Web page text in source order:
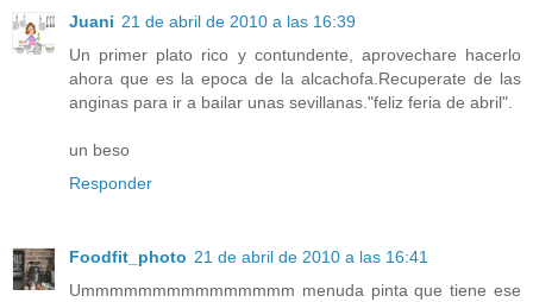
Juani 21 de abril de 2010 a las 16:39
Un primer plato rico y contundente, aprovechare hacerlo
ahora que es la epoca de la alcachofa.Recuperate de las
anginas para ir a bailar unas sevillanas."feliz feria de abril".
un beso
Responder
Foodfit_photo 21 de abril de 2010 a las 16:41
Ummmmmmmmmmmmmmm menuda pinta que tiene ese